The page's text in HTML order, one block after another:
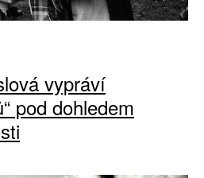
vypráví
pod dohledem